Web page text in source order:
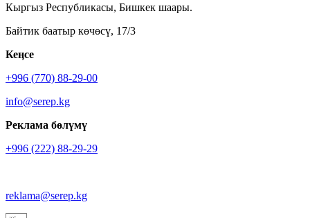
Кыргыз Республикасы, Бишкек шаары.
Байтик баатыр көчөсү, 17/3
Кеӊсе
+996 (770) 88-29-00
info@serep.kg
Реклама бөлүмү
+996 (222) 88-29-29
reklama@serep.kg